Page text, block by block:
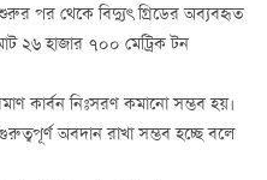
পর থেকে বিদ্যুৎ গ্রিডের অব্যবহৃত
২৬ হাজার ৭০০ মেট্রিক টন
কার্বন নিঃসরণ কমানো সম্ভব হয়।
অবদান রাখা সম্ভব হচ্ছে বলে